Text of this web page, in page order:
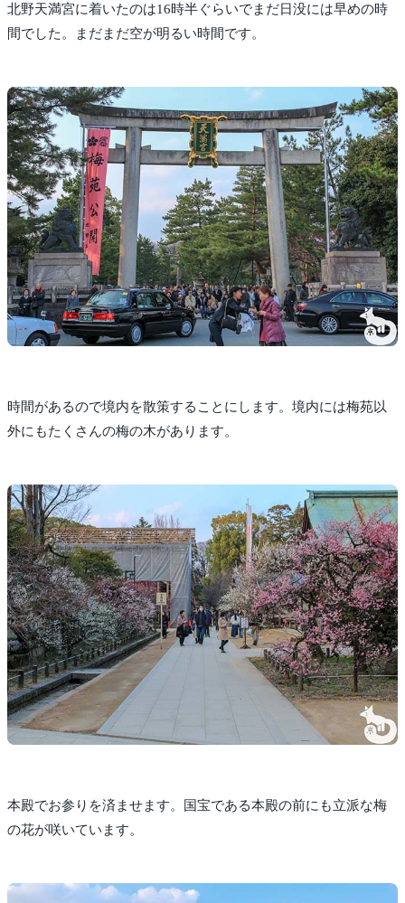
北野天満宮に着いたのは16時半ぐらいでまだ日没には早めの時
間でした。まだまだ空が明るい時間です。
時間があるので境内を散策することにします。境内には梅苑以
外にもたくさんの梅の木があります。
本殿でお参りを済ませます。国宝である本殿の前にも立派な梅
の花が咲いています。